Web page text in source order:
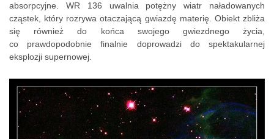
absorpcyjne. WR 136 uwalnia potężny wiatr naładowanych
cząstek, który rozrywa otaczającą gwiazdę materię. Obiekt zbliża
się również do końca swojego gwiezdnego życia,
co prawdopodobnie finalnie doprowadzi do spektakularnej
eksplozji supernowej.